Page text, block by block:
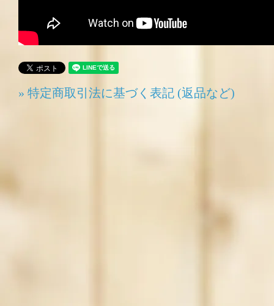
» 特定商取引法に基づく表記 (返品など)